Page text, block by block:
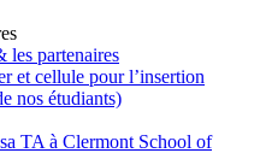
les partenaires
et cellule pour l’insertion
nos étudiants)
TA à Clermont School of